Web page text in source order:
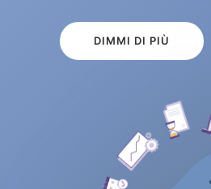
DIMMI DI PIÙ